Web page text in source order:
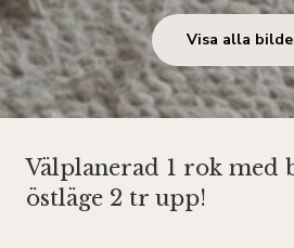
Visa alla
Välplanerad 1 rok med
östläge 2 tr upp!